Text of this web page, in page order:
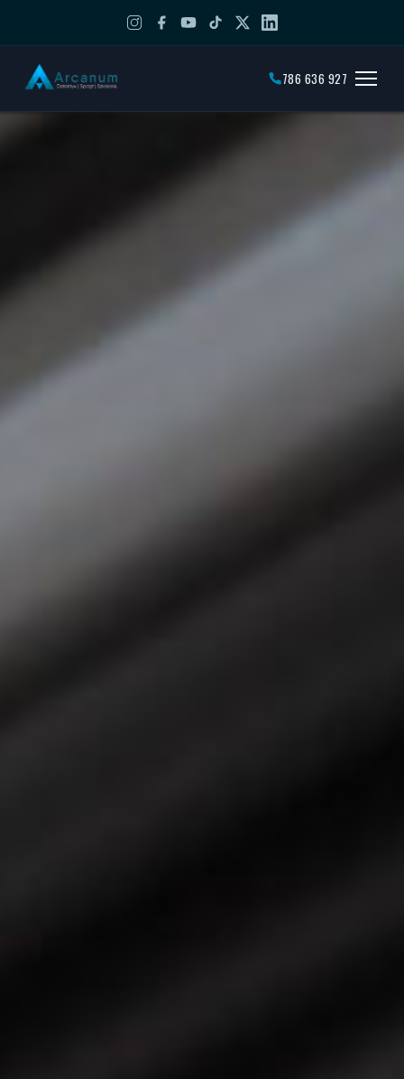
786 636 927